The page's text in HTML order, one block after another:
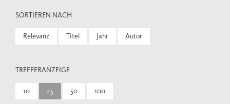
SORTIEREN NACH
Relevanz Titel Jahr Autor
TREFFERANZEIGE
10 25 50 100